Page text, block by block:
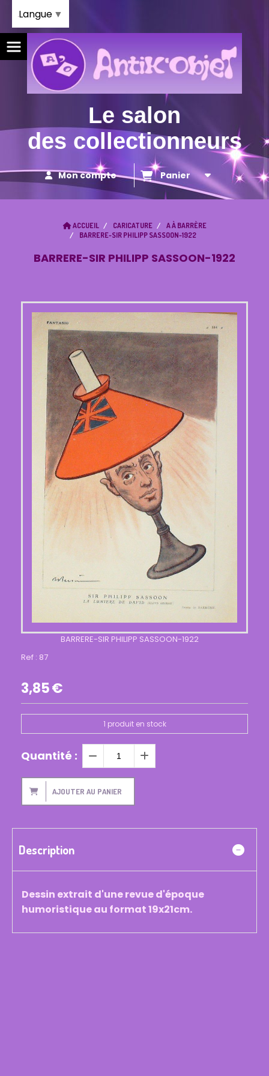
Le salon
des collectionneurs
Mon compte Panier
ACCUEIL CARICATURE
A À BARRÈRE
BARRERE-SIR PHILIPP SASSOON-1922
BARRERE-SIR PHILIPP SASSOON-1922
BARRERE-SIR PHILIPP SASSOON-1922
Ref : 87
3,85€
1 produit en stock
Quantité :
AJOUTER AU PANIER
Description
Dessin extrait d'une revue d'époque
humoristique au format 19x21cm.
Langue ▼